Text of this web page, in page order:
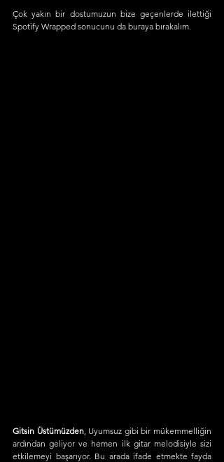
Çok yakın bir dostumuzun bize geçenlerde ilettiği
Spotify Wrapped sonucunu da buraya bırakalım.
Gitsin Üstümüzden, Uyumsuz gibi bir mükemmelliğin
ardından geliyor ve hemen ilk gitar melodisiyle sizi
etkilemeyi başarıyor. Bu arada ifade etmekte fayda